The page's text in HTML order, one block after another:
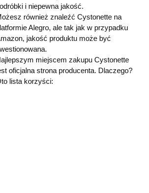
i niepewna jakość.
również znaleźć Cystonette na
Alegro, ale tak jak w przypadku
jakość produktu może być
miejscem zakupu Cystonette
oficjalna strona producenta. Dlaczego?
lista korzyści: